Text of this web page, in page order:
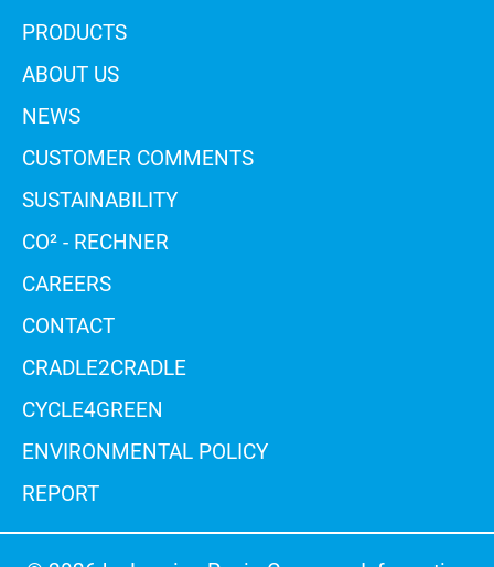
PRODUCTS
ABOUT US
NEWS
CUSTOMER COMMENTS
SUSTAINABILITY
CO² - RECHNER
CAREERS
CONTACT
CRADLE2CRADLE
CYCLE4GREEN
ENVIRONMENTAL POLICY
REPORT